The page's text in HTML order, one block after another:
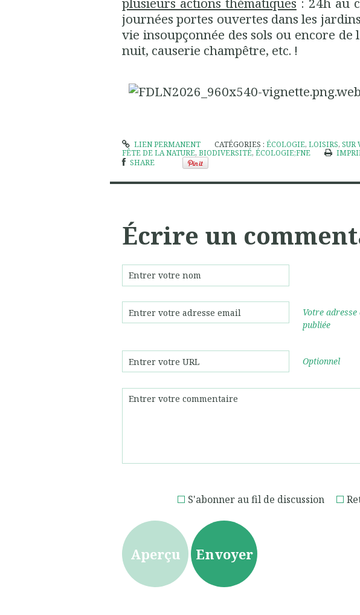
journées portes ouvertes dans les
vie insoupçonnée des sols ou encore
nuit, causerie champêtre, etc. !
LIEN PERMANENT CATÉGORIES :ÉCOLOGIE,LOISIRS,SUR
FÊTE DE LA NATURE, BIODIVERSITÉ, ÉCOLOGIE;FNE
SHARE
Écrire un
Votre
publiée
Optionnel
S'abonner au fil de discussion